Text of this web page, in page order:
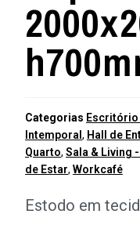
Categorias Escritório
Intemporal, Hall de
Quarto, Sala & Living
de Estar, Workcafé
Estodo em